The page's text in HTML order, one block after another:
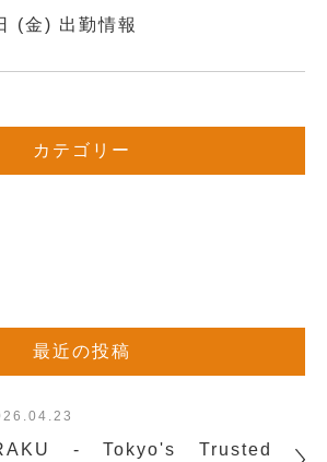
(金) 出勤情報
カテゴリー
最近の投稿
- Tokyo's Trusted